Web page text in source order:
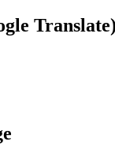
Translate)